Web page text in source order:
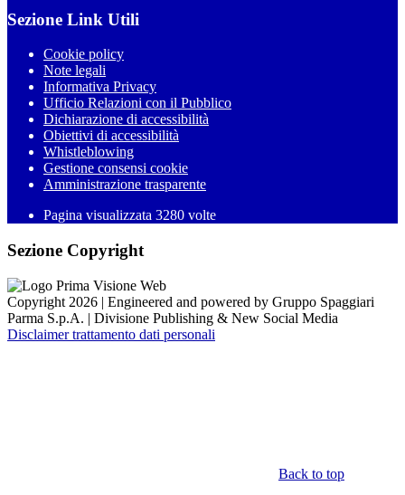
Sezione Link Utili
Cookie policy
Note legali
Informativa Privacy
Ufficio Relazioni con il Pubblico
Dichiarazione di accessibilità
Obiettivi di accessibilità
Whistleblowing
Gestione consensi cookie
Amministrazione trasparente
Pagina visualizzata 3280 volte
Sezione Copyright
Copyright 2026 | Engineered and powered by Gruppo Spaggiari
Parma S.p.A. | Divisione Publishing & New Social Media
Disclaimer trattamento dati personali
Back to top